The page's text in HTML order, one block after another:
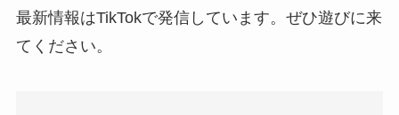
最新情報はTikTokで発信しています。ぜひ遊びに来
てください。